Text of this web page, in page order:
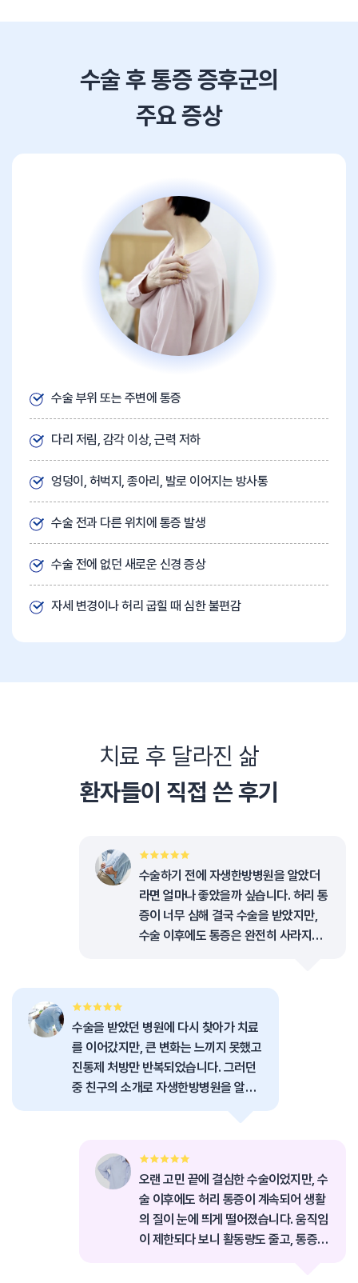
수술 후 통증 증후군의
주요 증상
수술 부위 또는 주변에 통증
다리 저림, 감각 이상, 근력 저하
엉덩이, 허벅지, 종아리, 발로 이어지는 방사통
수술 전과 다른 위치에 통증 발생
수술 전에 없던 새로운 신경 증상
자세 변경이나 허리 굽힐 때 심한 불편감
치료 후 달라진 삶
환자들이 직접 쓴 후기
수술하기 전에 자생한방병원을 알았더
라면 얼마나 좋았을까 싶습니다. 허리 통
증이 너무 심해 결국 수술을 받았지만,
수술 이후에도 통증은 완전히 사라지지
야 하는 순간들이 많아졌습니다.
수술을 받았던 병원에 다시 찾아가 치료
를 이어갔지만, 큰 변화는 느끼지 못했고
진통제 처방만 반복되었습니다. 그러던
중 친구의 소개로 자생한방병원을 알게
되었고, 수술 후 남은 통증을 조금이라도
줄일 수 있을까 하는 마음으로 병원을 찾
오랜 고민 끝에 결심한 수술이었지만, 수
술 이후에도 허리 통증이 계속되어 생활
의 질이 눈에 띄게 떨어졌습니다. 움직임
이 제한되다 보니 활동량도 줄고, 통증이